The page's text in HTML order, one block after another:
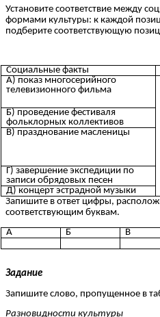
Установите соответствие между
формами культуры: к каждой
подберите соответствующую
Социальные факты
А) показ многосерийного
телевизионного фильма
Б) проведение фестиваля
фольклорных коллективов
В) празднование масленицы
Г) завершение экспедиции по
записи обрядовых песен
Д) концерт эстрадной музыки
Запишите в ответ цифры,
соответствующим буквам.
А
Б В
Задание
Запишите слово, пропущенное в
Разновидности культуры